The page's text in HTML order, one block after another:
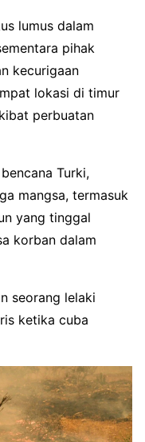
lumus dalam
pihak
kecurigaan
lokasi di timur
perbuatan
Turki,
mangsa, termasuk
yang tinggal
korban dalam
seorang lelaki
ketika cuba